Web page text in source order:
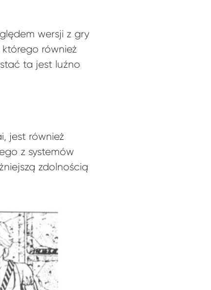
wersji z gry
którego również
ta jest luźno
jest również
z systemów
zdolnością